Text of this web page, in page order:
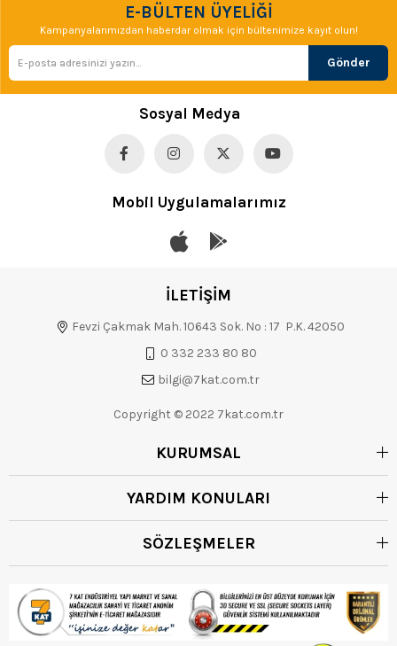
E-BÜLTEN ÜYELİĞİ
Kampanyalarımızdan haberdar olmak için bültenimize kayıt olun!
Gönder
Sosyal Medya
Mobil Uygulamalarımız
İLETİŞİM
Fevzi Çakmak Mah. 10643 Sok. No : 17 P.K. 42050
0 332 233 80 80
bilgi@7kat.com.tr
Copyright © 2022 7kat.com.tr
KURUMSAL
YARDIM KONULARI
SÖZLEŞMELER